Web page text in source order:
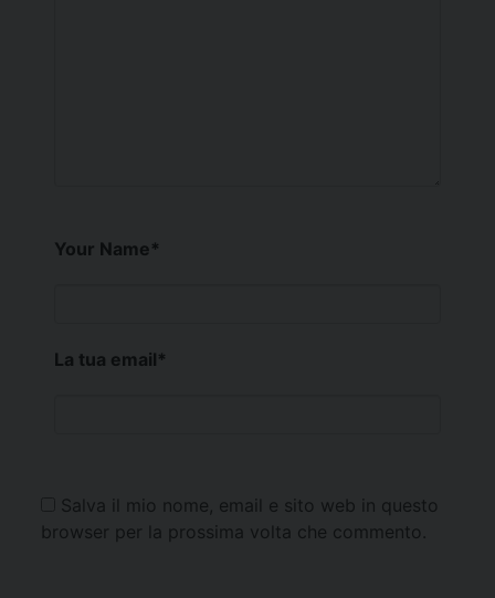
Your Name*
La tua email*
Salva il mio nome, email e sito web in questo
browser per la prossima volta che commento.